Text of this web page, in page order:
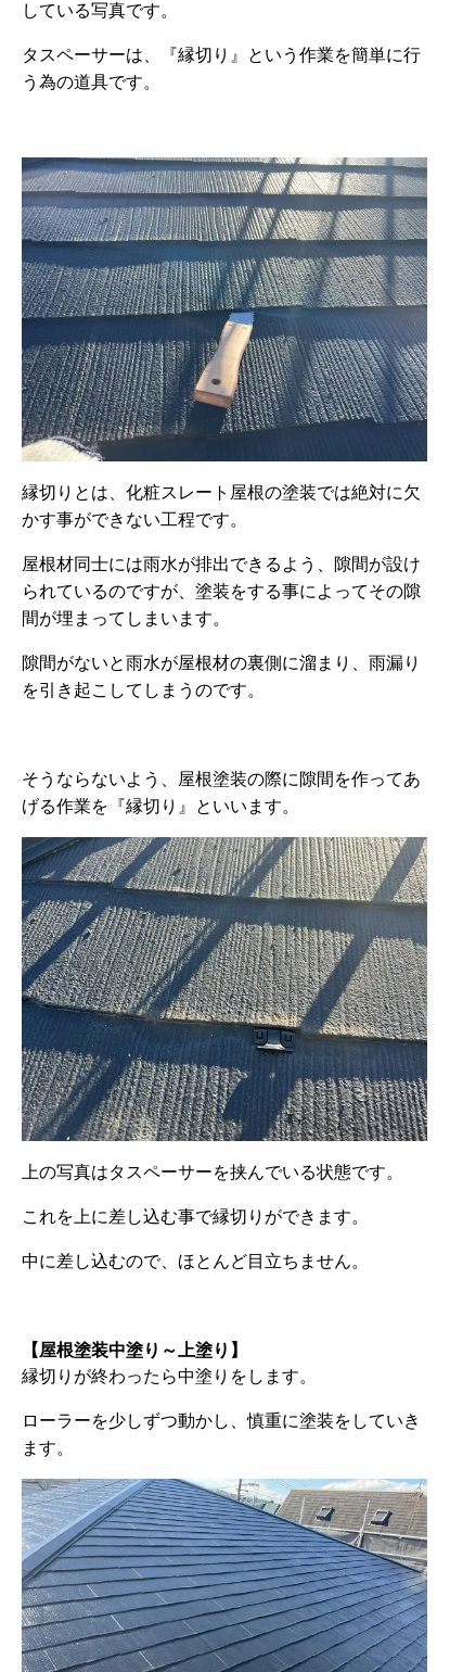
している写真です。
タスペーサーは、『縁切り』という作業を簡単に行
う為の道具です。
縁切りとは、化粧スレート屋根の塗装では絶対に欠
かす事ができない工程です。
屋根材同士には雨水が排出できるよう、隙間が設け
られているのですが、塗装をする事によってその隙
間が埋まってしまいます。
隙間がないと雨水が屋根材の裏側に溜まり、雨漏り
を引き起こしてしまうのです。
そうならないよう、屋根塗装の際に隙間を作ってあ
げる作業を『縁切り』といいます。
上の写真はタスペーサーを挟んでいる状態です。
これを上に差し込む事で縁切りができます。
中に差し込むので、ほとんど目立ちません。
【屋根塗装中塗り～上塗り】
縁切りが終わったら中塗りをします。
ローラーを少しずつ動かし、慎重に塗装をしていき
ます。